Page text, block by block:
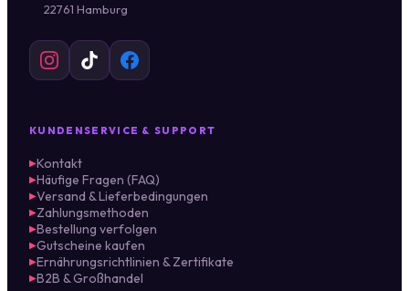
22761 Hamburg
KUNDENSERVICE & SUPPORT
▶Kontakt
▶Häufige Fragen (FAQ)
▶Versand & Lieferbedingungen
▶Zahlungsmethoden
▶Bestellung verfolgen
▶Gutscheine kaufen
▶Ernährungsrichtlinien & Zertifikate
▶B2B & Großhandel